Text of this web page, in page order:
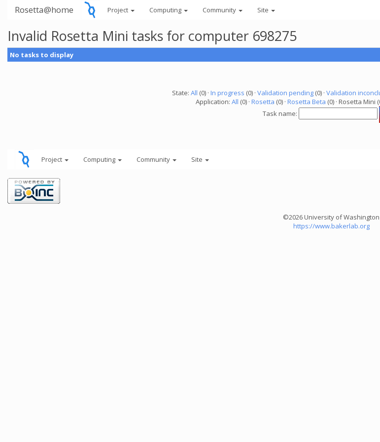
Rosetta@home Project Computing Community Site
Invalid Rosetta Mini tasks for computer 698275
No tasks to display
State: All (0) · In progress (0) · Validation pending(0) · Validation
Application: All (0) · Rosetta (0) · Rosetta Beta (0) · Rosetta Mini
Task name:
Project Computing Community Site
©2026 University of Washington
https://www.bakerlab.org